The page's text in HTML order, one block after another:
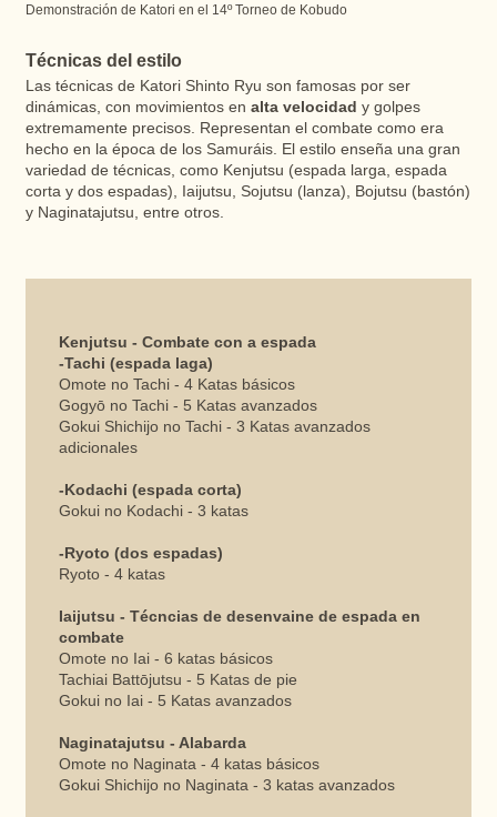
Demonstración de Katori en el 14º Torneo de Kobudo
Técnicas del estilo
Las técnicas de Katori Shinto Ryu son famosas por ser
dinámicas, con movimientos en alta velocidad y golpes
extremamente precisos. Representan el combate como era
hecho en la época de los Samuráis. El estilo enseña una gran
variedad de técnicas, como Kenjutsu (espada larga, espada
corta y dos espadas), Iaijutsu, Sojutsu (lanza), Bojutsu (bastón)
y Naginatajutsu, entre otros.
Kenjutsu - Combate con a espada
-Tachi (espada laga)
Omote no Tachi - 4 Katas básicos
Gogyō no Tachi - 5 Katas avanzados
Gokui Shichijo no Tachi - 3 Katas avanzados
adicionales
-Kodachi (espada corta)
Gokui no Kodachi - 3 katas
-Ryoto (dos espadas)
Ryoto - 4 katas
Iaijutsu - Técncias de desenvaine de espada en
combate
Omote no Iai - 6 katas básicos
Tachiai Battōjutsu - 5 Katas de pie
Gokui no Iai - 5 Katas avanzados
Naginatajutsu - Alabarda
Omote no Naginata - 4 katas básicos
Gokui Shichijo no Naginata - 3 katas avanzados